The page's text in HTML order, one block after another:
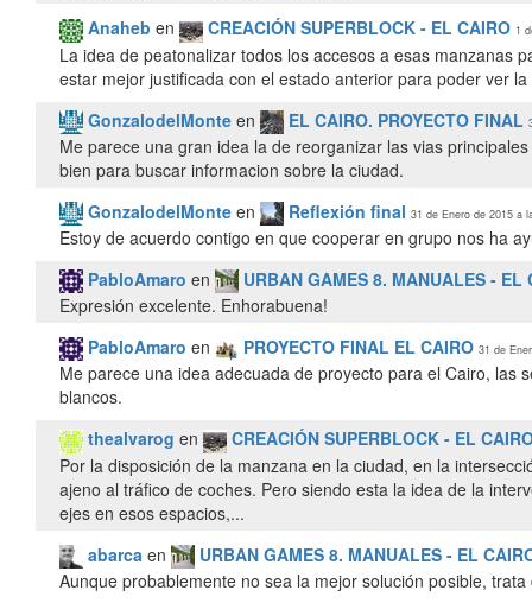
Anaheb en CREACIÓN SUPERBLOCK - EL CAIRO 1
La idea de peatonalizar todos los accesos a esas manzanas
GonzalodelMonte en EL CAIRO. PROYECTO FINAL
Me parece una gran idea la de reorganizar las vias
bien para buscar informacion sobre la ciudad.
GonzalodelMonte en Reflexión final 31 de Enero de 2015 a
Estoy de acuerdo contigo en que cooperar en grupo nos ha
PabloAmaro en
URBAN GAMES 8. MANUALES - EL
Expresión excelente. Enhorabuena!
PabloAmaro en PROYECTO FINAL EL CAIRO 31 de
Me parece una idea adecuada de proyecto para el Cairo, las
blancos.
thealvarog en
CREACIÓN SUPERBLOCK - EL
Por la disposición de la manzana en la ciudad, en la
ajeno al tráfico de coches. Pero siendo esta la idea de la
ejes en esos espacios,...
abarca en
URBAN GAMES 8. MANUALES - EL
Aunque probablemente no sea la mejor solución posible,